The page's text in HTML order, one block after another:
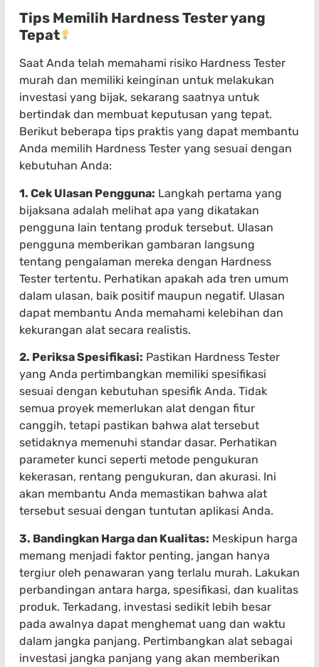
Tips Memilih Hardness Tester yang
Tepat
Saat Anda telah memahami risiko Hardness Tester
murah dan memiliki keinginan untuk melakukan
investasi yang bijak, sekarang saatnya untuk
bertindak dan membuat keputusan yang tepat.
Berikut beberapa tips praktis yang dapat membantu
Anda memilih Hardness Tester yang sesuai dengan
kebutuhan Anda:
1. Cek Ulasan Pengguna: Langkah pertama yang
bijaksana adalah melihat apa yang dikatakan
pengguna lain tentang produk tersebut. Ulasan
pengguna memberikan gambaran langsung
tentang pengalaman mereka dengan Hardness
Tester tertentu. Perhatikan apakah ada tren umum
dalam ulasan, baik positif maupun negatif. Ulasan
dapat membantu Anda memahami kelebihan dan
kekurangan alat secara realistis.
2. Periksa Spesifikasi: Pastikan Hardness Tester
yang Anda pertimbangkan memiliki spesifikasi
sesuai dengan kebutuhan spesifik Anda. Tidak
semua proyek memerlukan alat dengan fitur
canggih, tetapi pastikan bahwa alat tersebut
setidaknya memenuhi standar dasar. Perhatikan
parameter kunci seperti metode pengukuran
kekerasan, rentang pengukuran, dan akurasi. Ini
akan membantu Anda memastikan bahwa alat
tersebut sesuai dengan tuntutan aplikasi Anda.
3. Bandingkan Harga dan Kualitas: Meskipun harga
memang menjadi faktor penting, jangan hanya
tergiur oleh penawaran yang terlalu murah. Lakukan
perbandingan antara harga, spesifikasi, dan kualitas
produk. Terkadang, investasi sedikit lebih besar
pada awalnya dapat menghemat uang dan waktu
dalam jangka panjang. Pertimbangkan alat sebagai
investasi jangka panjang yang akan memberikan